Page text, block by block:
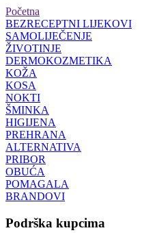
Početna
BEZRECEPTNI LIJEKOVI
SAMOLIJEČENJE
ŽIVOTINJE
DERMOKOZMETIKA
KOŽA
KOSA
NOKTI
ŠMINKA
HIGIJENA
PREHRANA
ALTERNATIVA
PRIBOR
OBUĆA
POMAGALA
BRANDOVI
Podrška kupcima